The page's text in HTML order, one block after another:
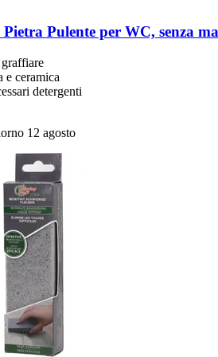
Pietra Pulente per WC, senza
graffiare
e ceramica
detergenti
12 agosto